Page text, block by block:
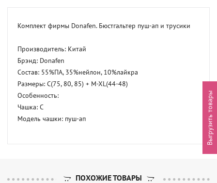
Комплект фирмы Donafen. Бюстгальтер пуш-ап и трусики
Производитель: Китай
Брэнд: Donafen
Состав: 55%ПА, 35%нейлон, 10%лайкра
Размеры: C(75, 80, 85) + M-XL(44-48)
Особенность:
Чашка: C
Модель чашки: пуш-ап
ПОХОЖИЕ ТОВАРЫ
Выгрузить товары